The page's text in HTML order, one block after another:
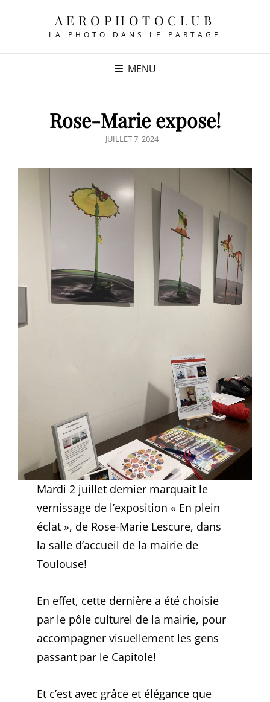
AEROPHOTOCLUB
LA PHOTO DANS LE PARTAGE
MENU
Rose-Marie expose!
POSTED
JUILLET 7, 2024
Mardi 2 juillet dernier marquait le
vernissage de l’exposition « En plein
éclat », de Rose-Marie Lescure, dans
la salle d’accueil de la mairie de
Toulouse!
En effet, cette dernière a été choisie
par le pôle culturel de la mairie, pour
accompagner visuellement les gens
passant par le Capitole!
Et c’est avec grâce et élégance que